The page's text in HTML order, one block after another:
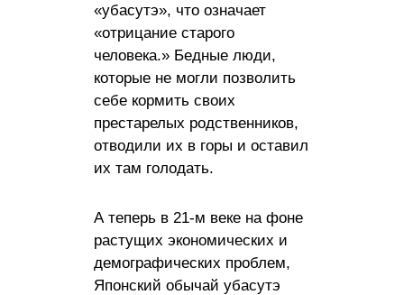
«убасутэ», что означает
«отрицание старого
человека.» Бедные люди,
которые не могли позволить
себе кормить своих
престарелых родственников,
отводили их в горы и оставил
их там голодать.
А теперь в 21-м веке на фоне
растущих экономических и
демографических проблем,
Японский обычай убасутэ